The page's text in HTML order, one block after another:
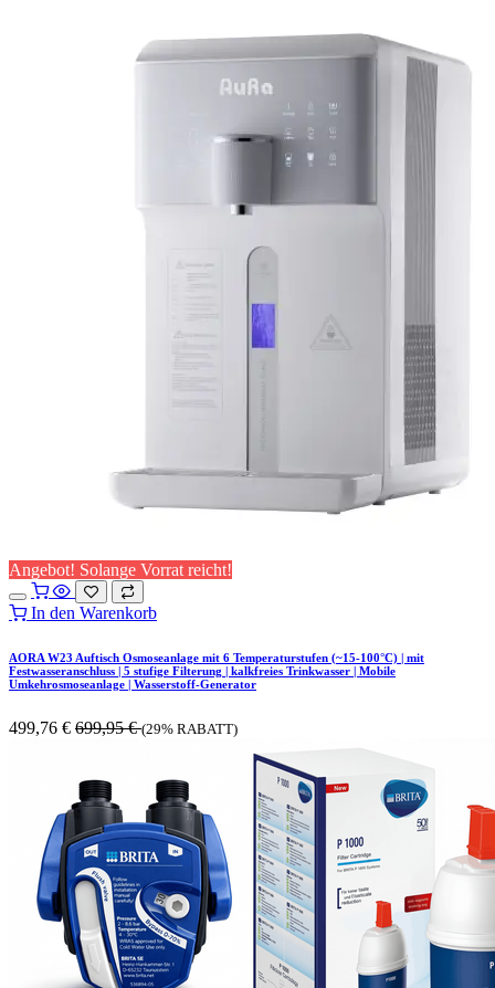
Angebot! Solange Vorrat reicht!
In den Warenkorb
AORA W23 Auftisch Osmoseanlage mit 6 Temperaturstufen (~15-100°C) | mit
Festwasseranschluss | 5 stufige Filterung | kalkfreies Trinkwasser | Mobile
Umkehrosmoseanlage | Wasserstoff-Generator
499,76 € 699,95€ (29% RABATT)